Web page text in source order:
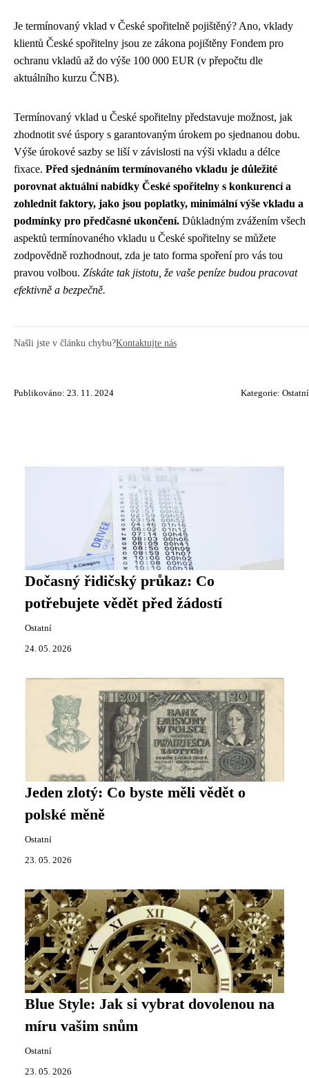
Je termínovaný vklad v České spořitelně pojištěný? Ano, vklady
klientů České spořitelny jsou ze zákona pojištěny Fondem pro
ochranu vkladů až do výše 100 000 EUR (v přepočtu dle
aktuálního kurzu ČNB).
Termínovaný vklad u České spořitelny představuje možnost, jak
zhodnotit své úspory s garantovaným úrokem po sjednanou dobu.
Výše úrokové sazby se liší v závislosti na výši vkladu a délce
fixace. Před sjednáním termínovaného vkladu je důležité
porovnat aktuální nabídky České spořitelny s konkurencí a
zohlednit faktory, jako jsou poplatky, minimální výše vkladu a
podmínky pro předčasné ukončení. Důkladným zvážením všech
aspektů termínovaného vkladu u České spořitelny se můžete
zodpovědně rozhodnout, zda je tato forma spoření pro vás tou
pravou volbou. Získáte tak jistotu, že vaše peníze budou pracovat
efektivně a bezpečně.
Našli jste v článku chybu?Kontaktujte nás
Publikováno: 23. 11. 2024 Kategorie: Ostatní
Dočasný řidičský průkaz: Co
potřebujete vědět před žádostí
Ostatní
24. 05. 2026
Jeden zlotý: Co byste měli vědět o
polské měně
Ostatní
23. 05. 2026
Blue Style: Jak si vybrat dovolenou na
míru vašim snům
Ostatní
23. 05. 2026